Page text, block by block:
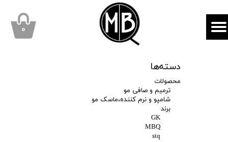
۰
دسته‌ها
محصولات
ترمیم و صافی مو
شامپو و نرم کننده،ماسک مو
برند
GK
MBQ
stq